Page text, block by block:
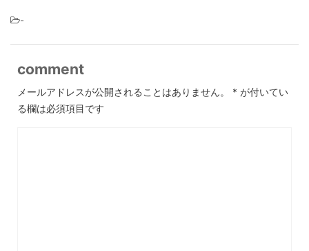
-
comment
メールアドレスが公開されることはありません。 * が付いてい
る欄は必須項目です